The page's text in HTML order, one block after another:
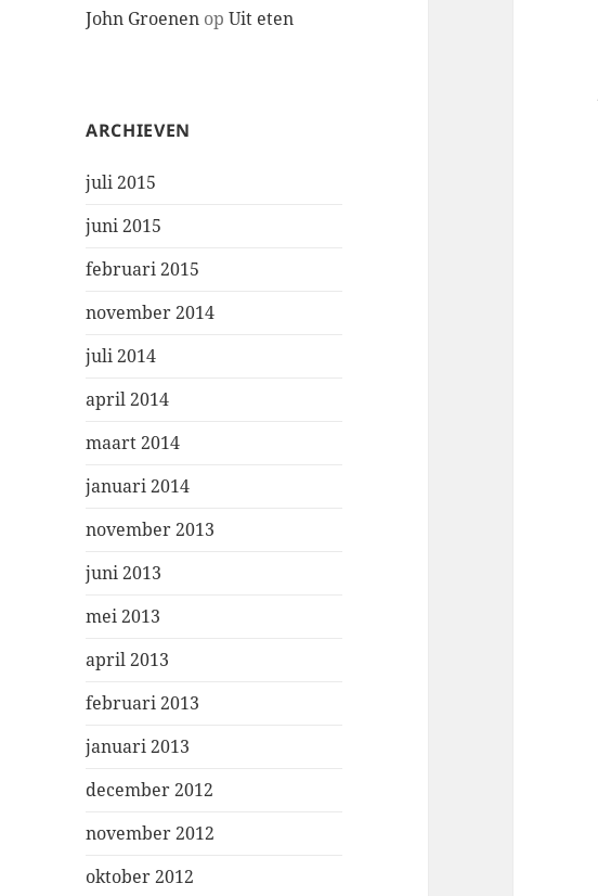
John Groenen opUit eten
ARCHIEVEN
juli 2015
juni 2015
februari 2015
november 2014
juli 2014
april 2014
maart 2014
januari 2014
november 2013
juni 2013
mei 2013
april 2013
februari 2013
januari 2013
december 2012
november 2012
oktober 2012